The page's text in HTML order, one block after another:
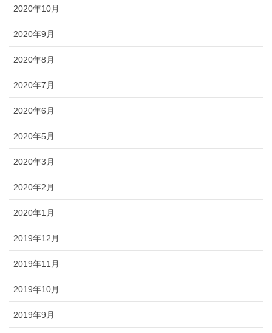
2020年10月
2020年9月
2020年8月
2020年7月
2020年6月
2020年5月
2020年3月
2020年2月
2020年1月
2019年12月
2019年11月
2019年10月
2019年9月